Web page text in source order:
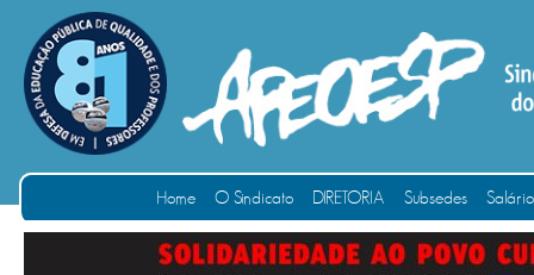
Home O Sindicato DIRETORIA Subsedes